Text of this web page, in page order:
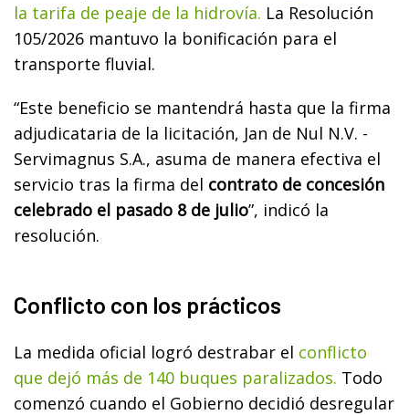
la tarifa de peaje de la hidrovía. La Resolución
105/2026 mantuvo la bonificación para el
transporte fluvial.
“Este beneficio se mantendrá hasta que la firma
adjudicataria de la licitación, Jan de Nul N.V. -
Servimagnus S.A., asuma de manera efectiva el
servicio tras la firma del contrato de concesión
celebrado el pasado 8 de julio”, indicó la
resolución.
Conflicto con los prácticos
La medida oficial logró destrabar el conflicto
que dejó más de 140 buques paralizados. Todo
comenzó cuando el Gobierno decidió desregular